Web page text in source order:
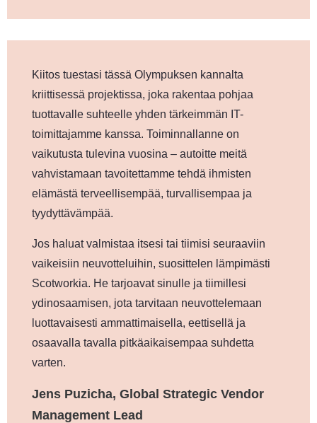
Kiitos tuestasi tässä Olympuksen kannalta
kriittisessä projektissa, joka rakentaa pohjaa
tuottavalle suhteelle yhden tärkeimmän IT-
toimittajamme kanssa. Toiminnallanne on
vaikutusta tulevina vuosina – autoitte meitä
vahvistamaan tavoitettamme tehdä ihmisten
elämästä terveellisempää, turvallisempaa ja
tyydyttävämpää.
Jos haluat valmistaa itsesi tai tiimisi seuraaviin
vaikeisiin neuvotteluihin, suosittelen lämpimästi
Scotworkia. He tarjoavat sinulle ja tiimillesi
ydinosaamisen, jota tarvitaan neuvottelemaan
luottavaisesti ammattimaisella, eettisellä ja
osaavalla tavalla pitkäaikaisempaa suhdetta
varten.
Jens Puzicha, Global Strategic Vendor
Management Lead